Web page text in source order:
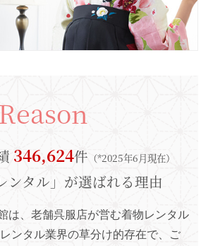
Reason
346,624件 （*2025年6月現在）
ンタル」が選ばれる理由
は、老舗呉服店が営む着物レンタル
ンタル業界の草分け的存在で、ご